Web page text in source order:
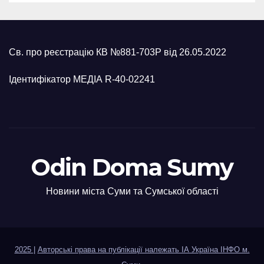
Св. про реєстрацію КВ №881-703Р від 26.05.2022
Ідентифікатор МЕДІА R-40-02241
Odin Doma Sumy
Новини міста Суми та Сумської області
2025
Авторські права на публікації належать ІА Україна ІНФО м.